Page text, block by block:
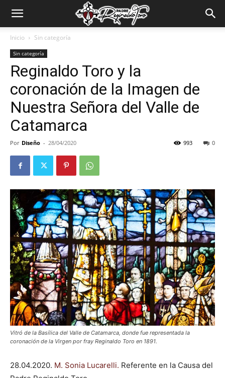
Padre
Reginaldo
Toro
Inicio Sin categoría
Sin categoría
Reginaldo Toro y la
coronación de la Imagen de
Nuestra Señora del Valle de
Catamarca
Por Diseño - 28/04/2020 0
993
Vitró de la Basílica del Valle de Catamarca, donde fue representada la
coronación de la Virgen por fray Reginaldo Toro en 1891.
28.04.2020. M. Sonia Lucarelli. Referente en la Causa del